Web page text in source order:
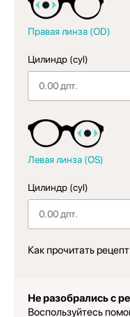
Правая линза (OD)
Цилиндр (cyl)
Левая линза (OS)
Цилиндр (cyl)
Как прочитать
Не разобрались с
Воспользуйтесь